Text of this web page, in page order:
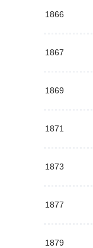
1866
1867
1869
1871
1873
1877
1879